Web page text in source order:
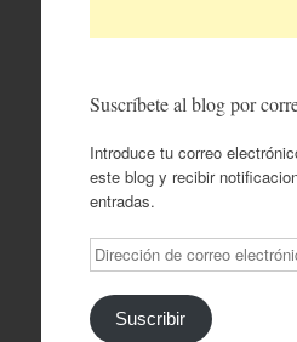
Suscríbete al blog por
Introduce tu correo
este blog y recibir
entradas.
Dirección
de
correo
electrónico
Suscribir